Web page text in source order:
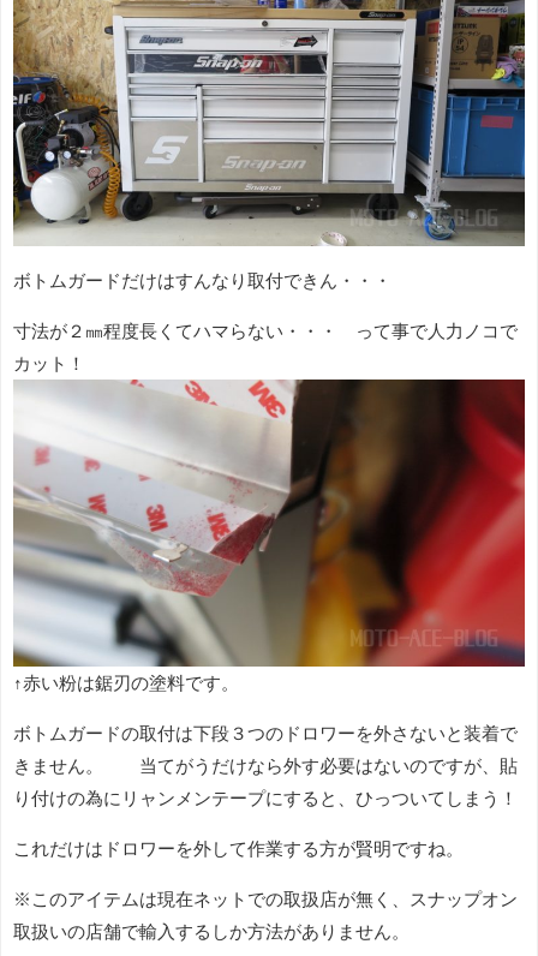
ボトムガードだけはすんなり取付できん・・・
寸法が２㎜程度長くてハマらない・・・ って事で人力ノコで
カット！
↑赤い粉は鋸刃の塗料です。
ボトムガードの取付は下段３つのドロワーを外さないと装着で
きません。 当てがうだけなら外す必要はないのですが、貼
り付けの為にリャンメンテープにすると、ひっついてしまう！
これだけはドロワーを外して作業する方が賢明ですね。
※このアイテムは現在ネットでの取扱店が無く、スナップオン
取扱いの店舗で輸入するしか方法がありません。